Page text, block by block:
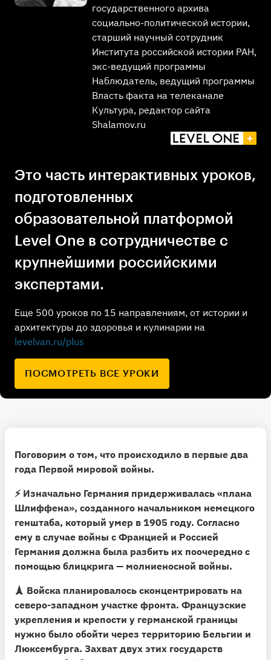
Это часть интерактивных уроков,
подготовленных
образовательной платформой
Level One в сотрудничестве с
крупнейшими российскими
экспертами.
Еще 500 уроков по 15 направлениям, от истории и
архитектуры до здоровья и кулинарии на
levelvan.ru/plus
ПОСМОТРЕТЬ ВСЕ УРОКИ
государственного архива
социально-политической истории,
старший научный сотрудник
Института российской истории РАН,
экс-ведущий программы
Наблюдатель, ведущий программы
Власть факта на телеканале
Культура, редактор сайта
Shalamov.ru
Поговорим о том, что происходило в первые два
года Первой мировой войны.
⚡️ Изначально Германия придерживалась «плана
Шлиффена», созданного начальником немецкого
генштаба, который умер в 1905 году. Согласно
ему в случае войны с Францией и Россией
Германия должна была разбить их поочередно с
помощью блицкрига — молниеносной войны.
🗼 Войска планировалось сконцентрировать на
северо-западном участке фронта. Французские
укрепления и крепости у германской границы
нужно было обойти через территорию Бельгии и
Люксембурга. Захват двух этих государств